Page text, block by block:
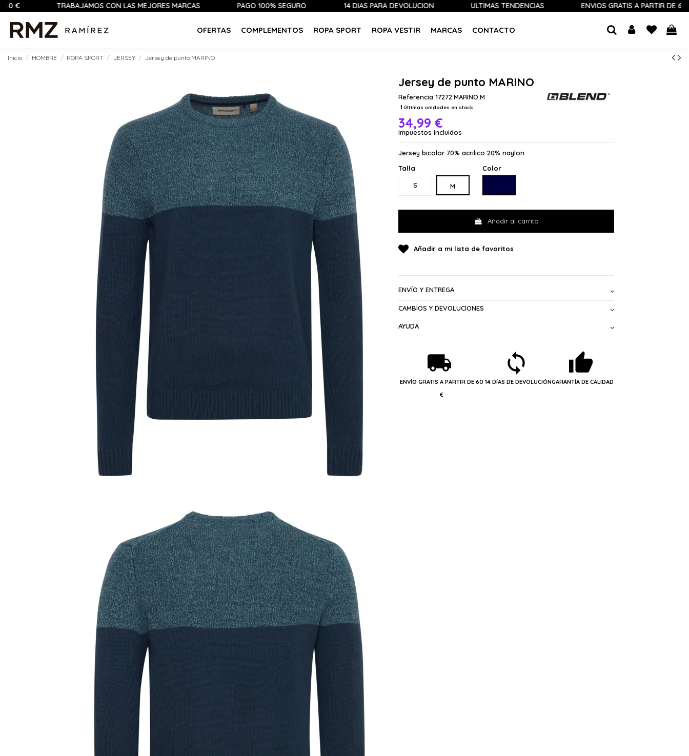
TRABAJAMOS CON LAS MEJORES MARCAS PAGO 100% SEGURO 14 DÍAS PARA DEVOLUCIÓN ÚLTIMAS TENDENCIAS ENVÍOS GRATIS A PARTIR DE 60 €
OFERTAS COMPLEMENTOS ROPA SPORT ROPA VESTIR MARCAS CONTACTO
Inicio HOMBRE ROPA SPORT JERSEY Jersey de punto MARINO
Jersey de punto MARINO
Referencia 17272.MARINO.M
Últimas unidades en stock
34,99 €
Impuestos incluidos
Jersey bicolor 70% acrilico 20% naylon
Talla
S M
Color
Añadir al carrito
ENVÍO Y ENTREGA
CAMBIOS Y DEVOLUCIONES
AYUDA
ENVÍO GRATIS A PARTIR DE 60
€
14 DÍAS DE DEVOLUCIÓNGARANTÍA DE CALIDAD